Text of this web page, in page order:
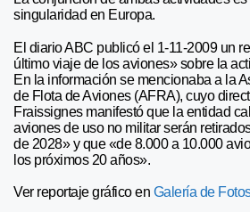
singularidad en Europa.
El diario ABC publicó el 1-11-2009 un
último viaje de los aviones» sobre la
En la información se mencionaba a la
de Flota de Aviones (AFRA), cuyo
Fraissignes manifestó que la entidad
aviones de uso no militar serán
de 2028» y que «de 8.000 a 10.000
los próximos 20 años».
Ver reportaje gráfico en Galería de